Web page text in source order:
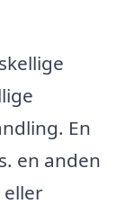
En
en anden